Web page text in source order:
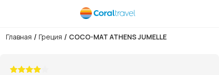
Главная / Греция / COCO-MAT ATHENS JUMELLE